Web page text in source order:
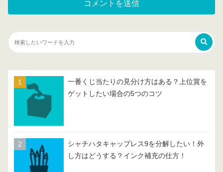
一番くじ当たりの見分け方はある？上位賞を
ゲットしたい場合の5つのコツ
シャチハタキャップレス9を分解したい！外
し方はどうする？インク補充の仕方！